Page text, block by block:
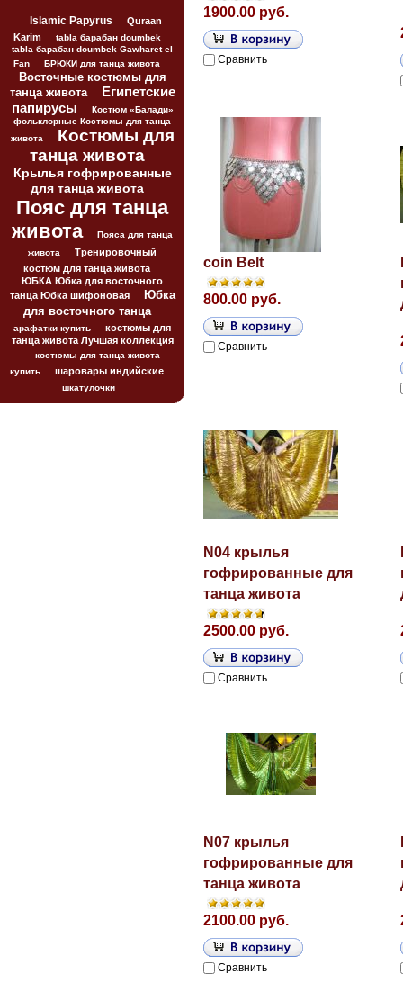
Islamic Papyrus
Quraan
Karim
tabla барабан doumbek
tabla барабан doumbek Gawharet el
Fan
БРЮКИ для танца живота
Восточные костюмы для
танца живота
Египетские
папирусы
Костюм «Балади»
фольклорные Костюмы для танца
живота
Костюмы для
танца живота
Крылья гофрированные
для танца живота
Пояс для танца
живота
Пояса для танца
живота
Тренировочный
костюм для танца живота
ЮБКА Юбка для восточного
танца Юбка шифоновая
Юбка
для восточного танца
арафатки купить
костюмы для
танца живота Лучшая коллекция
костюмы для танца живота
купить
шаровары индийские
шкатулочки
1900.00 руб.
Сравнить
coin Belt
800.00 руб.
Сравнить
N04 крылья
гофрированные для
танца живота
2500.00 руб.
Сравнить
N07 крылья
гофрированные для
танца живота
2100.00 руб.
Сравнить